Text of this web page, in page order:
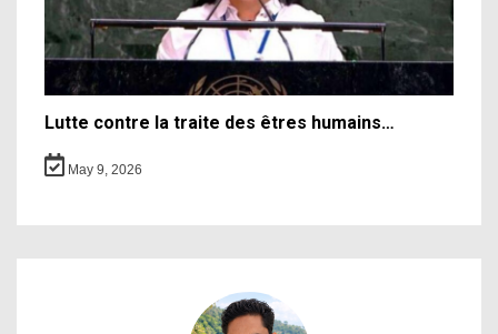
Lutte contre la traite des êtres humains…
May 9, 2026